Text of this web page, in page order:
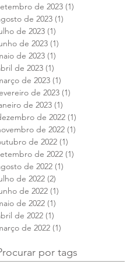
de 2023 (1)
de 2023 (1)
de 2023 (1)
de 2023 (1)
de 2023 (1)
de 2023 (1)
de 2023 (1)
de 2023 (1)
de 2023 (1)
de 2022 (1)
de 2022 (1)
de 2022 (1)
de 2022 (1)
de 2022 (1)
de 2022 (2)
de 2022 (1)
de 2022 (1)
de 2022 (1)
de 2022 (1)
por tags